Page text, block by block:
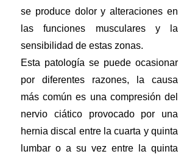
se produce dolor y alteraciones en
las funciones musculares y la
sensibilidad de estas zonas.
Esta patología se puede ocasionar
por diferentes razones, la causa
más común es una compresión del
nervio ciático provocado por una
hernia discal entre la cuarta y quinta
lumbar o a su vez entre la quinta